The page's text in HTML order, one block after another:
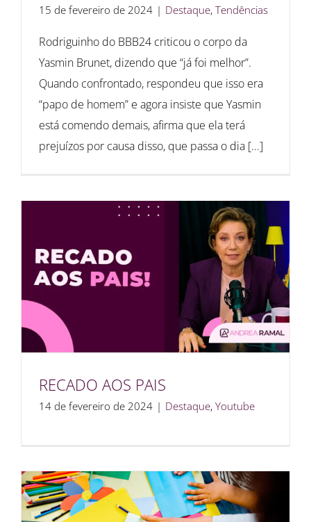
15 de fevereiro de 2024 | Destaque, Tendências
Rodriguinho do BBB24 criticou o corpo da
Yasmin Brunet, dizendo que “já foi melhor”.
Quando confrontado, respondeu que isso era
“papo de homem” e agora insiste que Yasmin
está comendo demais, afirma que ela terá
prejuízos por causa disso, que passa o dia [...]
RECADO AOS PAIS
14 de fevereiro de 2024 | Destaque, Youtube